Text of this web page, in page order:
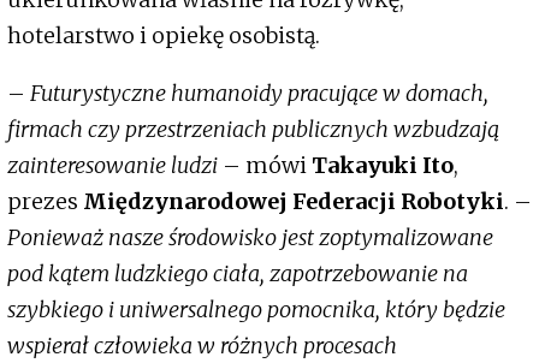
hotelarstwo i opiekę osobistą.
– Futurystyczne humanoidy pracujące w domach,
firmach czy przestrzeniach publicznych wzbudzają
zainteresowanie ludzi – mówi Takayuki Ito,
prezes Międzynarodowej Federacji Robotyki. –
Ponieważ nasze środowisko jest zoptymalizowane
pod kątem ludzkiego ciała, zapotrzebowanie na
szybkiego i uniwersalnego pomocnika, który będzie
wspierał człowieka w różnych procesach